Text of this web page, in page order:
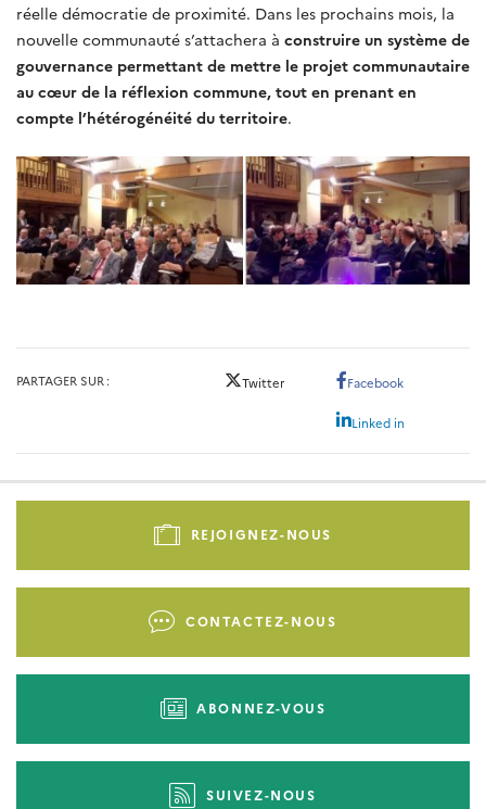
réelle démocratie de proximité. Dans les prochains mois, la
nouvelle communauté s’attachera à construire un système de
gouvernance permettant de mettre le projet communautaire
au cœur de la réflexion commune, tout en prenant en
compte l’hétérogénéité du territoire.
PARTAGER SUR Twitter Facebook
Linked in
Pied
-
REJOIGNEZ-NOUS
CONTACTEZ-NOUS
ABONNEZ-VOUS
SUIVEZ-NOUS